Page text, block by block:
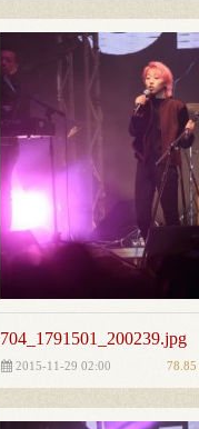
704_1791501_200239.jpg
2015-11-29 02:00 78.85